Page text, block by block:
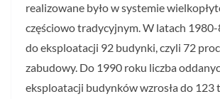
realizowane było w systemie
częściowo tradycyjnym. W latach
do eksploatacji 92 budynki, czyli 72
zabudowy. Do 1990 roku liczba
eksploatacji budynków wzrosła do 123